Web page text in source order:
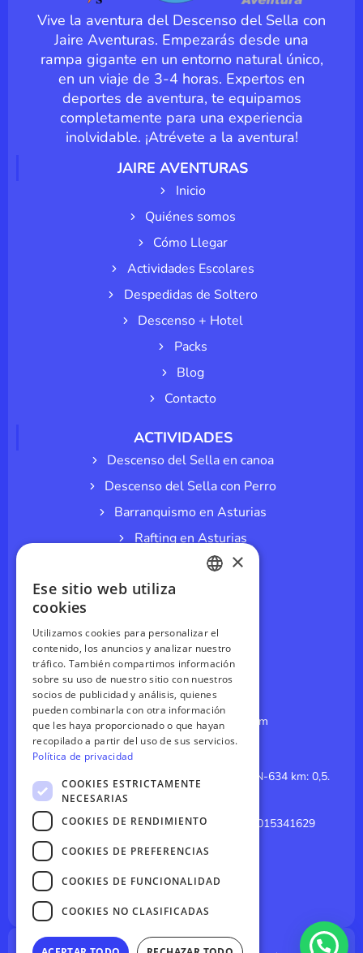
Vive la aventura del Descenso del Sella con
Jaire Aventuras. Empezarás desde una
rampa gigante en un entorno natural único,
en un viaje de 3-4 horas. Expertos en
deportes de aventura, te equipamos
completamente para una experiencia
inolvidable. ¡Atrévete a la aventura!
JAIRE AVENTURAS
Inicio
Quiénes somos
Cómo Llegar
Actividades Escolares
Despedidas de Soltero
Descenso + Hotel
Packs
Blog
Contacto
ACTIVIDADES
Descenso del Sella en canoa
Descenso del Sella con Perro
Barranquismo en Asturias
Rafting en Asturias
Espeleología en cuevas
Espeleobarranquismo
Splatmaster
Paintball en Asturias
CONTÁCTANOS
reservas@canoasdelsella.com
985 84 14 64
El Merediz (Coviella, Cangas de Onis). CN-634 km: 0,5.
Arriondas, Asturias 33547
GPS: 43.3926035308325, -5.180260015341629
I
s
g
a
m
Y
u
b
×
Ese sitio web utiliza
cookies
Utilizamos cookies para personalizar el
contenido, los anuncios y analizar nuestro
tráfico. También compartimos información
sobre su uso de nuestro sitio con nuestros
socios de publicidad y análisis, quienes
pueden combinarla con otra información
que les haya proporcionado o que hayan
recopilado a partir del uso de sus servicios.
Política de privacidad
COOKIES ESTRICTAMENTE
NECESARIAS
COOKIES DE RENDIMIENTO
COOKIES DE PREFERENCIAS
COOKIES DE FUNCIONALIDAD
COOKIES NO CLASIFICADAS